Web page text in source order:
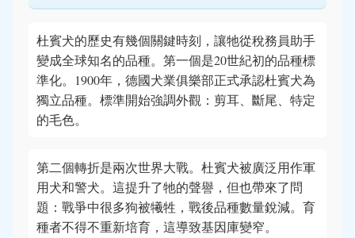
杜賓犬的歷史有幾個關鍵時刻，讓牠從稅務員助手
變成全球知名的品種。第一個是20世紀初的品種標
準化。1900年，德國犬業俱樂部正式承認杜賓犬為
獨立品種。標準開始強調外觀：剪耳、斷尾、特定
的毛色。
第二個轉折是兩次世界大戰。杜賓犬被廣泛用作軍
用犬和警犬。這提升了牠的聲譽，但也帶來了問
題：戰爭中很多狗被犧牲，戰後品種數量銳減。育
種者不得不重新培育，這導致基因庫變窄。